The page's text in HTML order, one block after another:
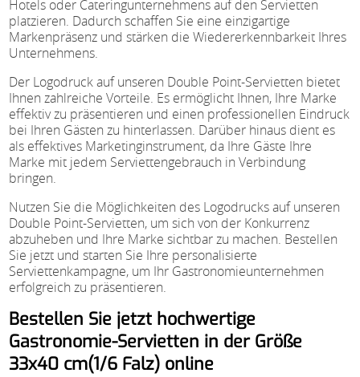
Hotels oder Cateringunternehmens auf den Servietten
platzieren. Dadurch schaffen Sie eine einzigartige
Markenpräsenz und stärken die Wiedererkennbarkeit Ihres
Unternehmens.
Der Logodruck auf unseren Double Point-Servietten bietet
Ihnen zahlreiche Vorteile. Es ermöglicht Ihnen, Ihre Marke
effektiv zu präsentieren und einen professionellen Eindruck
bei Ihren Gästen zu hinterlassen. Darüber hinaus dient es
als effektives Marketinginstrument, da Ihre Gäste Ihre
Marke mit jedem Serviettengebrauch in Verbindung
bringen.
Nutzen Sie die Möglichkeiten des Logodrucks auf unseren
Double Point-Servietten, um sich von der Konkurrenz
abzuheben und Ihre Marke sichtbar zu machen. Bestellen
Sie jetzt und starten Sie Ihre personalisierte
Serviettenkampagne, um Ihr Gastronomieunternehmen
erfolgreich zu präsentieren.
Bestellen Sie jetzt hochwertige
Gastronomie-Servietten in der Größe
33x40 cm(1/6 Falz) online